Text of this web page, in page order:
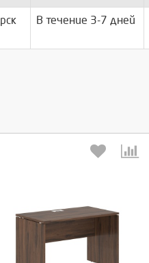
В течение 3-7 дней
Выберите количество: